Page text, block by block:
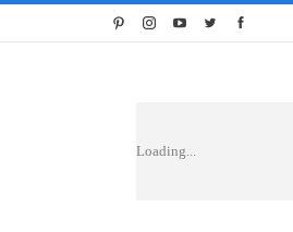
Loading...